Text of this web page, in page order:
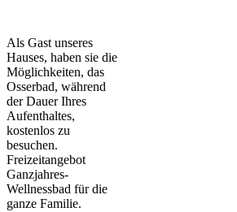
Als Gast unseres
Hauses, haben sie die
Möglichkeiten, das
Osserbad, während
der Dauer Ihres
Aufenthaltes,
kostenlos zu
besuchen.
Freizeitangebot
Ganzjahres-
Wellnessbad für die
ganze Familie.